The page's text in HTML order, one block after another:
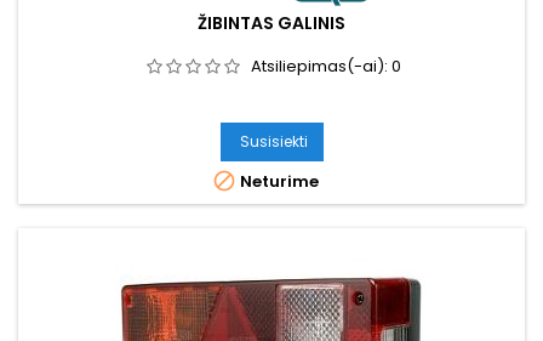
ŽIBINTAS GALINIS
Atsiliepimas(-ai): 0
Susisiekti
 Neturime